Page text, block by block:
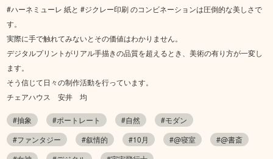
#ハーネミューレ 紙と #ジクレー印刷 のコンビネーションは圧倒的な美しさで
す。
実際に手で触れてみないとその価値はわかりません。
デジタルプリントがリアル手描きの品質を超えるとき、美術の有り方が一変し
ます。
そう信じて日々の制作活動を行っています。
チェアハウス 安井 均
#抽象 #ポートレート #自然
#モダン
#ファンタジー
#叙情的 #10月 #@寝室
#@書斎